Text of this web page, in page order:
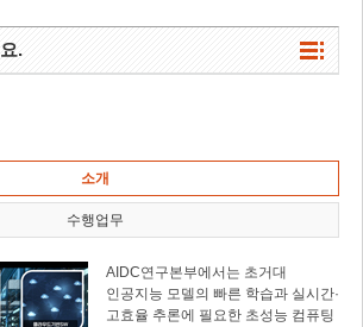
.
소개
수행업무
AIDC연구본부에서는 초거대
인공지능 모델의 빠른 학습과 실시간·
고효율 추론에 필요한 초성능 컴퓨팅